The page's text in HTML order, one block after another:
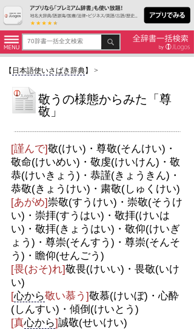
【 日本語使いさばき辞典】 >
敬うの様態からみた「尊
敬」
[謹んで]敬(けい)・尊敬(そんけい)・
敬命(けいめい)・敬虔(けいけん)・敬
恭(けいきょう)・恭謹(きょうきん)・
恭敬(きょうけい)・粛敬(しゅくけい)
[あがめ]崇敬(すうけい)・崇敬(そうけ
い)・崇拝(すうはい)・敬拝(けいは
い)・敬拝(きょうはい)・敬仰(けいぎ
ょう)・尊崇(そんすう)・尊崇(そんそ
う)・瞻仰(せんごう)
[畏(おそ)れ]敬畏(けいい)・畏敬(いけ
い)
[心から敬い慕う]敬慕(けいぼ)・心酔
(しんすい)・傾倒(けいとう)
[真心から]誠敬(せいけい)